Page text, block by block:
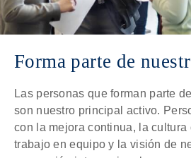
Forma parte de
Las personas que forman parte
son nuestro principal activo.
con la mejora continua, la cultura
trabajo en equipo y la visión de